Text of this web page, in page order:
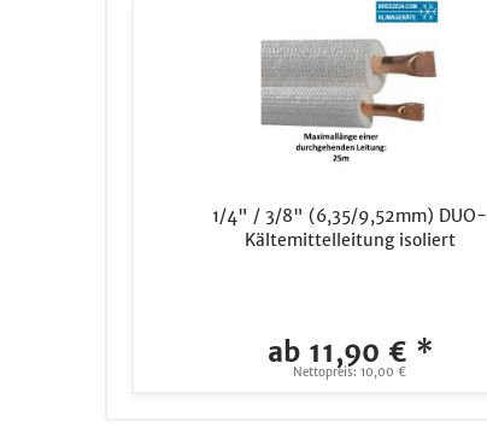
1/4" / 3/8" (6,35/9,52mm) DUO-
Kältemittelleitung isoliert
ab 11,90 € *
Nettopreis: 10,00 €